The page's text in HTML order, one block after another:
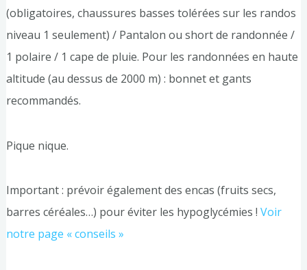
(obligatoires, chaussures basses tolérées sur les randos
niveau 1 seulement) / Pantalon ou short de randonnée /
1 polaire / 1 cape de pluie. Pour les randonnées en haute
altitude (au dessus de 2000 m) : bonnet et gants
recommandés.
Pique nique.
Important : prévoir également des encas (fruits secs,
barres céréales…) pour éviter les hypoglycémies ! Voir
notre page « conseils »